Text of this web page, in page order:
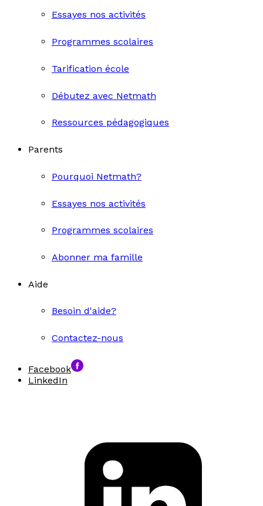
Essayes nos activités
Programmes scolaires
Tarification école
Débutez avec Netmath
Ressources pédagogiques
Parents
Pourquoi Netmath?
Essayes nos activités
Programmes scolaires
Abonner ma famille
Aide
Besoin d'aide?
Contactez-nous
Facebook
LinkedIn